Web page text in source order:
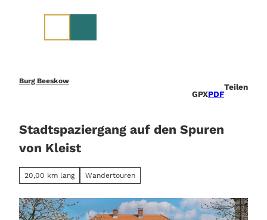
Burg Beeskow
GPXPDF
Teilen
Stadtspaziergang auf den Spuren
von Kleist
20,00 km lang Wandertouren